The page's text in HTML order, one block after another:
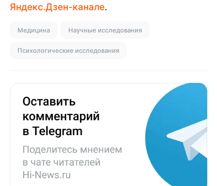
Яндекс.Дзен-канале.
Медицина Научные исследования
Психологические исследования